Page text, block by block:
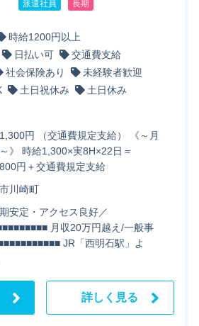
派遣社員 長期
時給1200円以上
日払い可
交通費支給
社会保険あり
未経験者歓迎
土日祝休み
土日休み
円 （交通費規定支給） 《～月
》 時給1,300×実8H×22日＝
円＋交通費規定支給
川崎町
安定・アクセス良好／
月収20万円越え/一般事
JR「西明石駅」よ
詳しく見る